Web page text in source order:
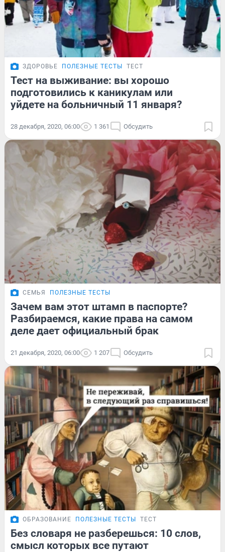
ЗДОРОВЬЕ ПОЛЕЗНЫЕ ТЕСТЫ ТЕСТ
Тест на выживание: вы хорошо
подготовились к каникулам или
уйдете на больничный 11 января?
28 декабря, 2020, 06:00 1 361 Обсудить
СЕМЬЯ ПОЛЕЗНЫЕ ТЕСТЫ
Зачем вам этот штамп в паспорте?
Разбираемся, какие права на самом
деле дает официальный брак
21 декабря, 2020, 06:00 1 207 Обсудить
ОБРАЗОВАНИЕ ПОЛЕЗНЫЕ ТЕСТЫ ТЕСТ
Без словаря не разберешься: 10 слов,
смысл которых все путают